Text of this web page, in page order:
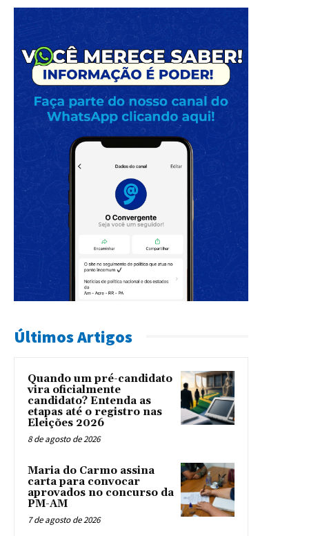
Últimos Artigos
Quando um pré-candidato
vira oficialmente
candidato? Entenda as
etapas até o registro nas
Eleições 2026
8 de agosto de 2026
Maria do Carmo assina
carta para convocar
aprovados no concurso da
PM-AM
7 de agosto de 2026